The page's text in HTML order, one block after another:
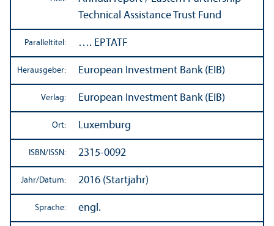
Technical Assistance Trust Fund
Paralleltitel: …. EPTATF
Herausgeber: European Investment Bank (EIB)
Verlag: European Investment Bank (EIB)
Ort: Luxemburg
ISBN/ ISSN: 2315-0092
Jahr/Datum: 2016 (Startjahr)
Sprache: engl.